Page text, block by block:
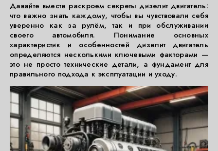
Давайте вместе раскроем секреты дизелит двигатель:
что важно знать каждому, чтобы вы чувствовали себя
уверенно как за рулём, так и при обслуживании
своего автомобиля. Понимание основных
характеристик и особенностей дизелит двигатель
определяются несколькими ключевыми факторами —
это не просто технические детали, а фундамент для
правильного подхода к эксплуатации и уходу.